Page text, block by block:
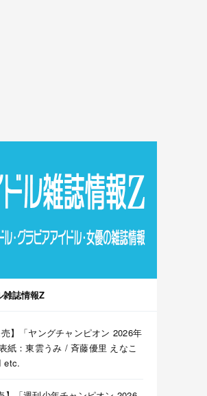
雑誌情報Z
売】「ヤングチャンピオン 2026年
紙：東雲うみ / 斉藤優里 えなこ
etc.